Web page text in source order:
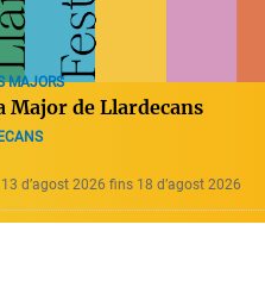
MAJORS
Major de Llardecans
13 d’agost 2026 fins 18 d’agost 2026